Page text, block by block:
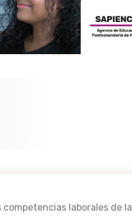
laborales de la